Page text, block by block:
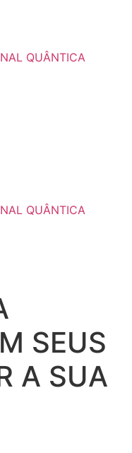
QUÂNTICA
QUÂNTICA
SEUS
A SUA